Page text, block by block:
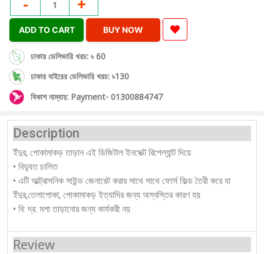
- 1 +
ADD TO CART BUY NOW
ঢাকায় ডেলিভারি খরচ: ৳ 60
ঢাকার বাইরের ডেলিভারি খরচ: ৳130
বিকাশ নাম্বার: Payment- 01300884747
Description
ইঁদুর, পোকামাকড় তাড়ান এই ডিজিটাল ইনসেক্ট রিপেল্যান্ট দিয়ে
• বিদ্যুত চালিত
• এটি আল্ট্রাসনিক সাউন্ড জেনারেট করার সাথে সাথে ফোর্স ফিল্ড তৈরী করে যা
ইঁদুর,তেলাপোকা, পোকামাকড় ইত্যাদির জন্য অস্বস্তির কারণ হয়
• বি: দ্র: মশা তাড়ানোর জন্য কার্যকরী নয়
Review